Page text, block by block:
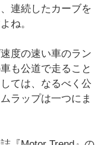
連続したカーブを
ね。
度の速い車のラン
も公道で走ること
ては、なるべく公
ラップは一つにま